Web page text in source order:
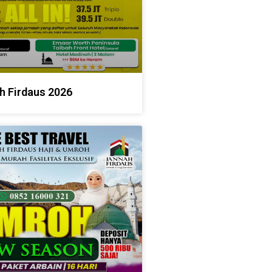
Firdaus 2026